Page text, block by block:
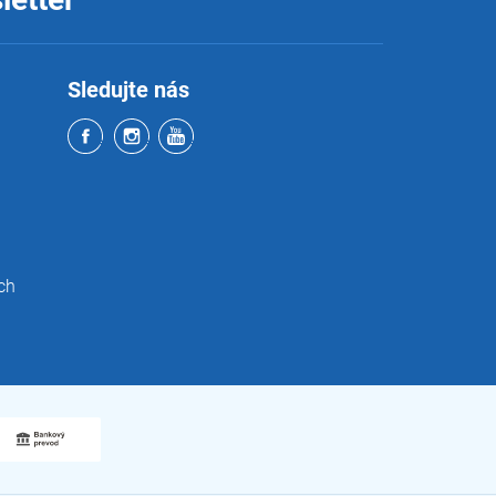
Sledujte nás